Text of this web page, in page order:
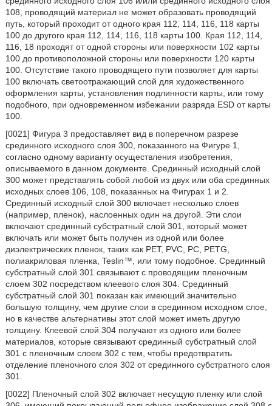
108, проводящий материал не может образовать проводящий
путь, который проходит от одного края 112, 114, 116, 118 карты
100 до другого края 112, 114, 116, 118 карты 100. Края 112, 114,
116, 18 проходят от одной стороны или поверхности 102 карты
100 до противоположной стороны или поверхности 120 карты
100. Отсутствие такого проводящего пути позволяет для карты
100 включать светоотражающий слой для художественного
оформления карты, установления подлинности карты, или тому
подобного, при одновременном избежании разряда ESD от карты
100.
[0021] Фигура 3 предоставляет вид в поперечном разрезе
срединного исходного слоя 300, показанного на Фигуре 1,
согласно одному варианту осуществления изобретения,
описываемого в данном документе. Срединный исходный слой
300 может представлять собой любой из двух или оба срединных
исходных слоев 106, 108, показанных на Фигурах 1 и 2.
Срединный исходный слой 300 включает несколько слоев
(например, пленок), наслоенных один на другой. Эти слои
включают срединный субстратный слой 301, который может
включать или может быть получен из одной или более
диэлектрических пленок, таких как PET, PVC, PC, PETG,
полиакриловая пленка, Teslin™, или тому подобное. Срединный
субстратный слой 301 связывают с проводящим пленочным
слоем 302 посредством клеевого слоя 304. Срединный
субстратный слой 301 показан как имеющий значительно
большую толщину, чем другие слои в срединном исходном слое,
но в качестве альтернативы этот слой может иметь другую
толщину. Клеевой слой 304 получают из одного или более
материалов, которые связывают срединный субстратный слой
301 с пленочным слоем 302 с тем, чтобы предотвратить
отделение пленочного слоя 302 от срединного субстратного слоя
301.
[0022] Пленочный слой 302 включает несущую пленку или слой